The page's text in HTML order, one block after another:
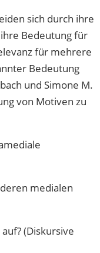
sich durch ihre
Bedeutung für
für mehrere
Bedeutung
und Simone M.
von Motiven zu
medialen
(Diskursive